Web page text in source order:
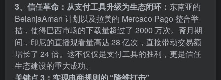
3、信任革命：从支付工具升级为生态闭环： 东南亚的
BelanjaAman 计划以及拉美的 Mercado Pago 整合举
措，使得巴西市场的下载量超过了 2000 万次。斋月期
间，印尼的直播观看量高达 28 亿次，直接带动交易额
增长了 24 倍。这不仅仅是支付工具的胜利，更是信任
生态建设的重大成功。
关键点 3：实现电商规则的 “降维打击”